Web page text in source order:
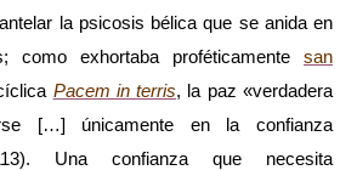
la psicosis bélica que se anida en
como exhortaba proféticamente san
Pacem in terris, la paz «verdadera
[…] únicamente en la confianza
Una confianza que necesita